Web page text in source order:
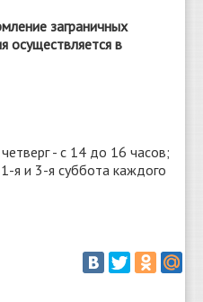
заграничных
осуществляется в
- с 14 до 16 часов;
я и 3-я суббота каждого